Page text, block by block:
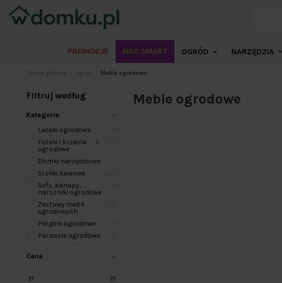
PROMOCJE NAC SMART OGRÓD NARZĘDZIA
Strona główna Ogród Meble ogrodowe
Meble ogrodowe
Filtruj według
Kategorie
Leżaki ogrodowe
Fotele i krzesła
ogrodowe
+
Domki narzędziowe
Stoliki kawowe
Sofy, kanapy,
narożniki ogrodowe
Zestawy mebli
ogrodowych
Pergole ogrodowe
Parasole ogrodowe
Cena
zł zł